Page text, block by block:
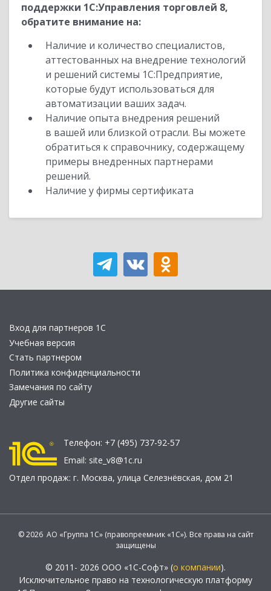
поддержки 1С:Управления торговлей 8,
обратите внимание на:
Наличие и количество специалистов,
аттестованных на внедрение технологий
и решений системы 1С:Предприятие,
которые будут использоваться для
автоматизации ваших задач.
Наличие опыта внедрения решений
в вашей или близкой отрасли. Вы можете
обратиться к справочнику, содержащему
примеры внедренных партнерами
решений.
Наличие у фирмы сертификата
Вход для партнеров 1С
Учебная версия
Стать партнером
Политика конфиденциальности
Замечания по сайту
Другие сайты
Телефон: +7 (495) 737-92-57
Email: site_v8@1c.ru
Отдел продаж: г. Москва, улица Селезнёвская, дом 21
© 2026 АО «Группа 1С» (правопреемник «1С»). Все права на сайт
защищены
© 2011- 2026 ООО «1С-Софт» (о компании).
Исключительное право на технологическую платформу